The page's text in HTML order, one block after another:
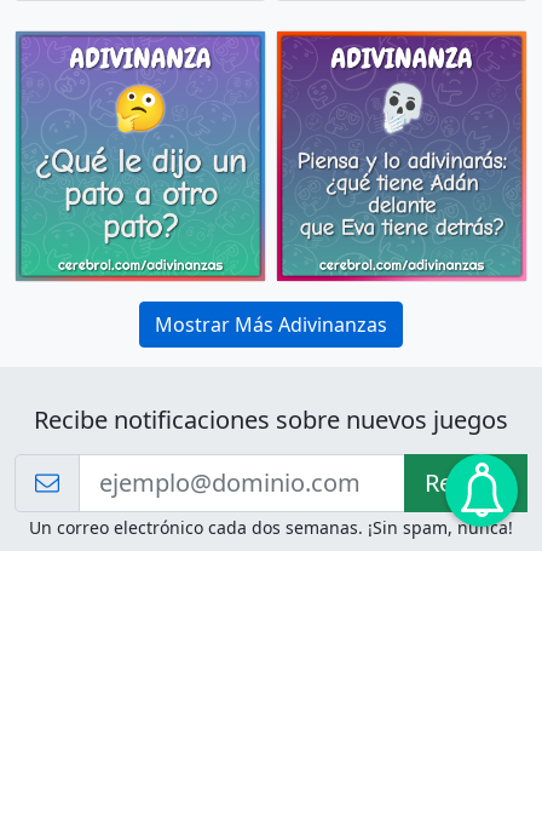
Mostrar Más Adivinanzas
Recibe notificaciones sobre nuevos juegos
Recibir!
Un correo electrónico cada dos semanas. ¡Sin spam, nunca!